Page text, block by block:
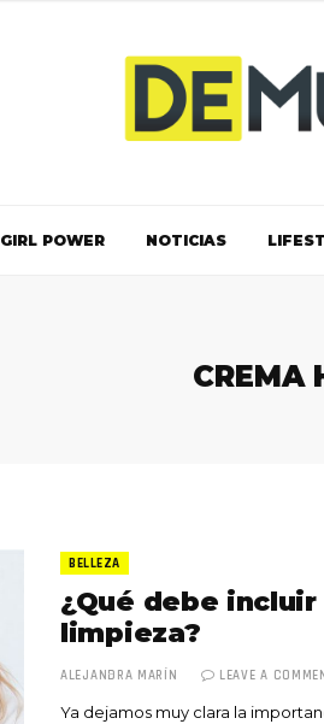
GIRL POWER NOTICIAS
CREMA
BELLEZA
¿Qué debe
limpieza?
ALEJANDRA MARÍN LEAVE A
Ya dejamos muy clara la